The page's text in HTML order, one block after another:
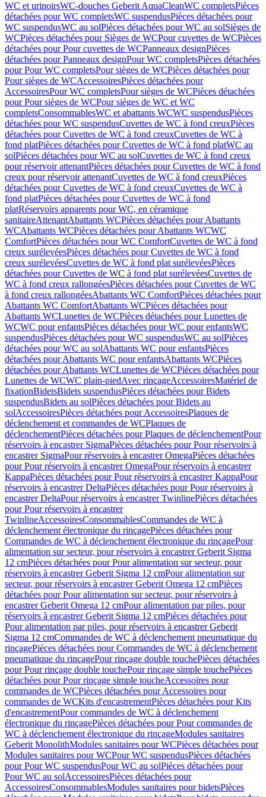
WC et urinoirsWC-douches Geberit AquaCleanWC completsPièces
détachées pour WC completsWC suspendusPièces détachées pour
WC suspendusWC au solPièces détachées pour WC au solSièges de
WCPièces détachées pour Sièges de WCPour cuvettes de WCPièces
détachées pour Pour cuvettes de WCPanneaux designPièces
détachées pour Panneaux designPour WC completsPièces détachées
pour Pour WC completsPour sièges de WCPièces détachées pour
Pour sièges de WCAccessoiresPièces détachées pour
AccessoiresPour WC completsPour sièges de WCPièces détachées
pour Pour sièges de WCPour sièges de WC et WC
completsConsommablesWC et abattants WCWC suspendusPièces
détachées pour WC suspendusCuvettes de WC à fond creuxPièces
détachées pour Cuvettes de WC à fond creuxCuvettes de WC à
fond platPièces détachées pour Cuvettes de WC à fond platWC au
solPièces détachées pour WC au solCuvettes de WC à fond creux
pour réservoir attenantPièces détachées pour Cuvettes de WC à fond
creux pour réservoir attenantCuvettes de WC à fond creuxPièces
détachées pour Cuvettes de WC à fond creuxCuvettes de WC à
fond platPièces détachées pour Cuvettes de WC à fond
platRéservoirs apparents pour WC, en céramique
sanitaireAttenantAbattants WCPièces détachées pour Abattants
WCAbattants WCPièces détachées pour Abattants WCWC
ComfortPièces détachées pour WC ComfortCuvettes de WC à fond
creux surélevéesPièces détachées pour Cuvettes de WC à fond
creux surélevéesCuvettes de WC à fond plat surélevéesPièces
détachées pour Cuvettes de WC à fond plat surélevéesCuvettes de
WC à fond creux rallongéesPièces détachées pour Cuvettes de WC
à fond creux rallongéesAbattants WC ComfortPièces détachées pour
Abattants WC ComfortAbattants WCPièces détachées pour
Abattants WCLunettes de WCPièces détachées pour Lunettes de
WCWC pour enfantsPièces détachées pour WC pour enfantsWC
suspendusPièces détachées pour WC suspendusWC au solPièces
détachées pour WC au solAbattants WC pour enfantsPièces
détachées pour Abattants WC pour enfantsAbattants WCPièces
détachées pour Abattants WCLunettes de WCPièces détachées pour
Lunettes de WCWC plain-piedAvec rinçageAccessoiresMatériel de
fixationBidetsBidets suspendusPièces détachées pour Bidets
suspendusBidets au solPièces détachées pour Bidets au
solAccessoiresPièces détachées pour AccessoiresPlaques de
déclenchement et commandes de WCPlaques de
déclenchementPièces détachées pour Plaques de déclenchementPour
réservoirs à encastrer SigmaPièces détachées pour Pour réservoirs à
encastrer SigmaPour réservoirs à encastrer OmegaPièces détachées
pour Pour réservoirs à encastrer OmegaPour réservoirs à encastrer
KappaPièces détachées pour Pour réservoirs à encastrer KappaPour
réservoirs à encastrer DeltaPièces détachées pour Pour réservoirs à
encastrer DeltaPour réservoirs à encastrer TwinlinePièces détachées
pour Pour réservoirs à encastrer
TwinlineAccessoiresConsommablesCommandes de WC à
déclenchement électronique du rinçagePièces détachées pour
Commandes de WC à déclenchement électronique du rinçagePour
alimentation sur secteur, pour réservoirs à encastrer Geberit Sigma
12 cmPièces détachées pour Pour alimentation sur secteur, pour
réservoirs à encastrer Geberit Sigma 12 cmPour alimentation sur
secteur, pour réservoirs à encastrer Geberit Omega 12 cmPièces
détachées pour Pour alimentation sur secteur, pour réservoirs à
encastrer Geberit Omega 12 cmPour alimentation par piles, pour
réservoirs à encastrer Geberit Sigma 12 cmPièces détachées pour
Pour alimentation par piles, pour réservoirs à encastrer Geberit
Sigma 12 cmCommandes de WC à déclenchement pneumatique du
rinçagePièces détachées pour Commandes de WC à déclenchement
pneumatique du rinçagePour rinçage double touchePièces détachées
pour Pour rinçage double touchePour rinçage simple touchePièces
détachées pour Pour rinçage simple toucheAccessoires pour
commandes de WCPièces détachées pour Accessoires pour
commandes de WCKits d'encastrementPièces détachées pour Kits
d'encastrementPour commandes de WC à déclenchement
électronique du rinçagePièces détachées pour Pour commandes de
WC à déclenchement électronique du rinçageModules sanitaires
Geberit MonolithModules sanitaires pour WCPièces détachées pour
Modules sanitaires pour WCPour WC suspendusPièces détachées
pour Pour WC suspendusPour WC au solPièces détachées pour
Pour WC au solAccessoiresPièces détachées pour
AccessoiresConsommablesModules sanitaires pour bidetsPièces